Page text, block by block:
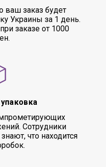
ваш заказ будет
Украины за 1 день.
заказе от 1000
Сотрудники
что находится